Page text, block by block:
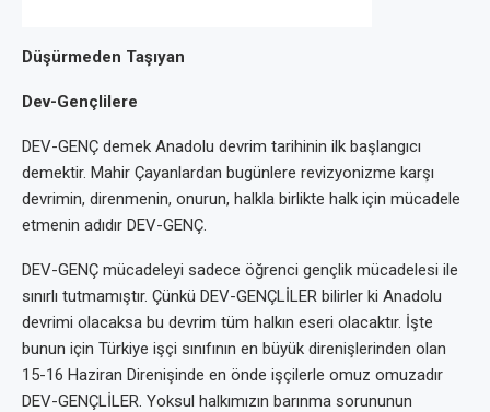
Düşürmeden Taşıyan
Dev-Gençlilere
DEV-GENÇ demek Anadolu devrim tarihinin ilk başlangıcı
demektir. Mahir Çayanlardan bugünlere revizyonizme karşı
devrimin, direnmenin, onurun, halkla birlikte halk için mücadele
etmenin adıdır DEV-GENÇ.
DEV-GENÇ mücadeleyi sadece öğrenci gençlik mücadelesi ile
sınırlı tutmamıştır. Çünkü DEV-GENÇLİLER bilirler ki Anadolu
devrimi olacaksa bu devrim tüm halkın eseri olacaktır. İşte
bunun için Türkiye işçi sınıfının en büyük direnişlerinden olan
15-16 Haziran Direnişinde en önde işçilerle omuz omuzadır
DEV-GENÇLİLER. Yoksul halkımızın barınma sorununun